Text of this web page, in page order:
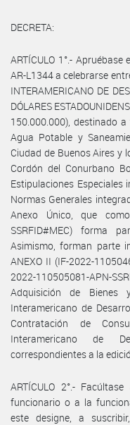
DECRETA:
ARTÍCULO 1°.-
AR-L1344 a celebrarse
INTERAMERICANO DE
DÓLARES
150.000.000), destinado
Agua Potable y
Ciudad de Buenos Aires y
Cordón del Conurbano
Estipulaciones Especiales
Normas Generales
Anexo Único, que
SSRFID#MEC) forma
Asimismo, forman parte
ANEXO II (IF-2022-
2022-110505081-APN-
Adquisición de
Interamericano de
Contratación de
Interamericano de
correspondientes a la
ARTÍCULO 2°.-
funcionario o a la
este designe, a